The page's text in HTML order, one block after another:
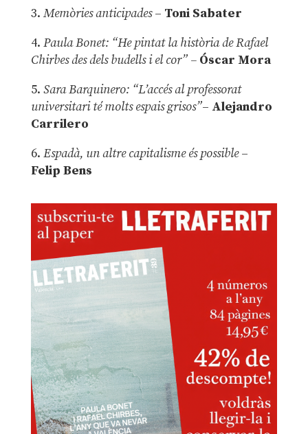
3. Memòries anticipades– Toni Sabater
4. Paula Bonet: “He pintat la història de Rafael
Chirbes des dels budells i el cor” –Óscar Mora
5. Sara Barquinero: “L’accés al professorat
universitari té molts espais grisos”– Alejandro
Carrilero
6. Espadà, un altre capitalisme és possible –
Felip Bens